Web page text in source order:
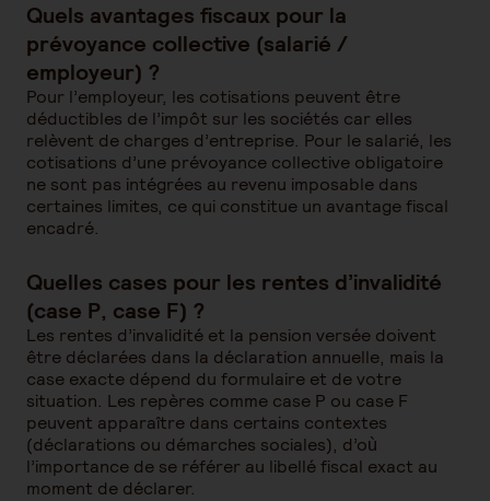
Quels avantages fiscaux pour la
prévoyance collective (salarié /
employeur) ?
Pour l’employeur, les cotisations peuvent être
déductibles de l’impôt sur les sociétés car elles
relèvent de charges d’entreprise. Pour le salarié, les
cotisations d’une prévoyance collective obligatoire
ne sont pas intégrées au revenu imposable dans
certaines limites, ce qui constitue un avantage fiscal
encadré.
Quelles cases pour les rentes d’invalidité
(case P, case F) ?
Les rentes d’invalidité et la pension versée doivent
être déclarées dans la déclaration annuelle, mais la
case exacte dépend du formulaire et de votre
situation. Les repères comme case P ou case F
peuvent apparaître dans certains contextes
(déclarations ou démarches sociales), d’où
l’importance de se référer au libellé fiscal exact au
moment de déclarer.